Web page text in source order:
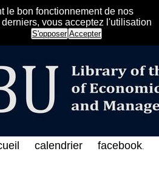
le bon fonctionnement de nos
vous acceptez l'utilisation
S'opposer Accepter
الإلكتروني على الخط
calendrier facebook.